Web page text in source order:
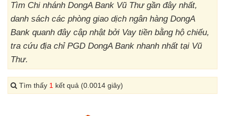
Tìm Chi nhánh DongA Bank Vũ Thư gần đây nhất,
danh sách các phòng giao dịch ngân hàng DongA
Bank quanh đây cập nhật bởi Vay tiền bằng hộ chiếu,
tra cứu địa chỉ PGD DongA Bank nhanh nhất tại Vũ
Thư.
Tìm thấy 1 kết quả (0.0014 giây)